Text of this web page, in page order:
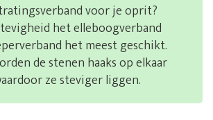
voor je oprit?
het elleboogverband
het meest geschikt.
de stenen haaks op elkaar
ze steviger liggen.